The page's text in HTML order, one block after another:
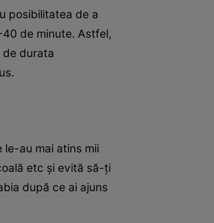
posibilitatea de a
de minute. Astfel,
de durata
au mai atins mii
etc şi evită să-ţi
după ce ai ajuns